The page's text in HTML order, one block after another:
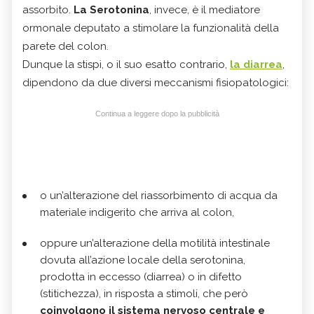
assorbito. La Serotonina, invece, è il mediatore
ormonale deputato a stimolare la funzionalità della
parete del colon.
Dunque la stispi, o il suo esatto contrario, la diarrea,
dipendono da due diversi meccanismi fisiopatologici:
Continua a leggere dopo la pubblicità
o un’alterazione del riassorbimento di acqua da
materiale indigerito che arriva al colon,
oppure un’alterazione della motilità intestinale
dovuta all’azione locale della serotonina,
prodotta in eccesso (diarrea) o in difetto
(stitichezza), in risposta a stimoli, che però
coinvolgono il sistema nervoso centrale e